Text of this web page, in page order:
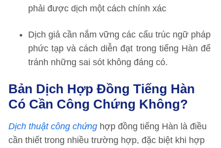
phải được dịch một cách chính xác
Dịch giả cần nắm vững các cấu trúc ngữ pháp
phức tạp và cách diễn đạt trong tiếng Hàn để
tránh những sai sót không đáng có.
Bản Dịch Hợp Đồng Tiếng Hàn
Có Cần Công Chứng Không?
Dịch thuật công chứng hợp đồng tiếng Hàn là điều
cần thiết trong nhiều trường hợp, đặc biệt khi hợp